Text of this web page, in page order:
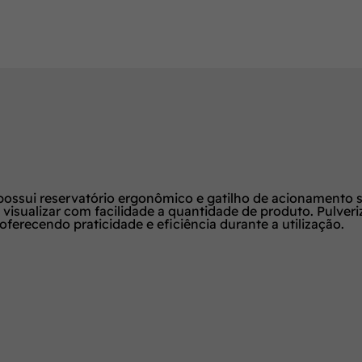
reservatório ergonômico e gatilho de
com facilidade a quantidade de produto.
praticidade e eficiência durante a utilização.